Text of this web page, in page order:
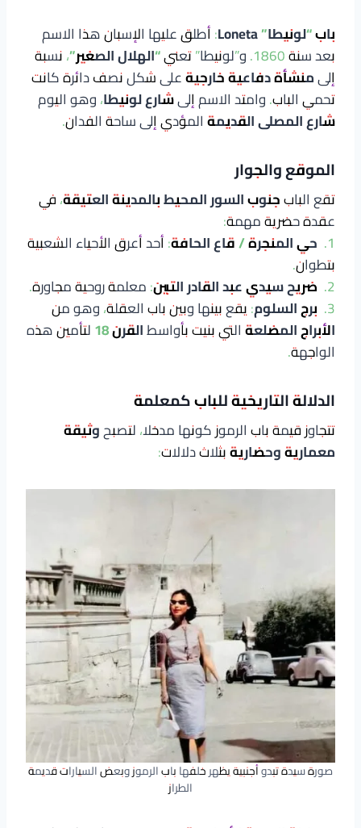
باب “لونيطا” Loneta
: أطلق عليها الإسبان هذا الاسم
بعد سنة 1860. و”لونيطا” تعني
“الهلال الصغير”، نسبة
إلىمنشأة دفاعية خارجيةعلى شكل نصف دائرة كانت
تحمي الباب. وامتد الاسم إلىشارع لونيطا، وهو اليوم
شارع المصلى القديمةالمؤدي إلى ساحة الفدان.
الموقع والجوار
تقع البابجنوب السور المحيط بالمدينة العتيقة، في
عقدة حضرية مهمة:
1. حي المنجرة / قاع الحافة: أحد أعرق الأحياء الشعبية
بتطوان.
2. ضريح سيدي عبد القادر التبين: معلمة روحية مجاورة.
3. برج السلوم: يقع بينها وبين باب العقلة، وهو من
الأبراج المضلعةالتي بنيت بأواسطالقرن 18
لتأمين هذه
الواجهة.
الدلالة التاريخية للباب كمعلمة
تتجاوز قيمة باب الرموز كونها مدخلا، لتصبحوثيقة
معمارية وحضاريةبثلاث دلالات:
صورة سيدة تبدو أجنبية يظهر خلفها باب الرموز وبعض السيارات قديمة
الطراز